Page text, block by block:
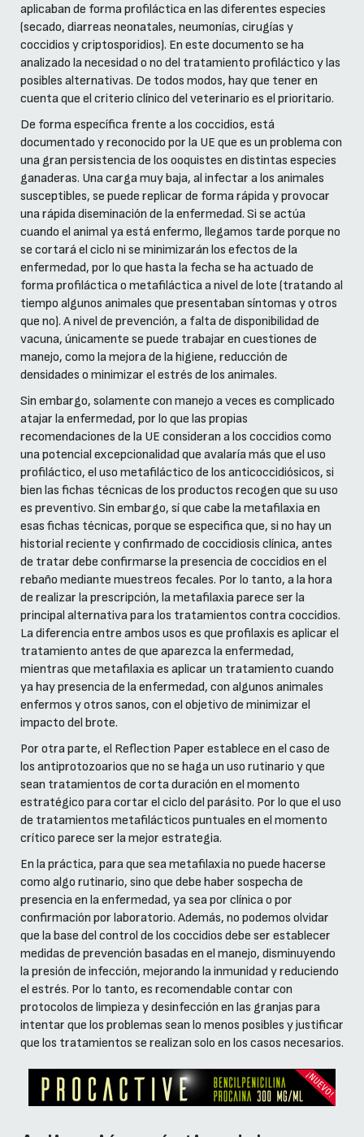
aplicaban de forma profiláctica en las diferentes especies
(secado, diarreas neonatales, neumonías, cirugías y
coccidios y criptosporidios). En este documento se ha
analizado la necesidad o no del tratamiento profiláctico y las
posibles alternativas. De todos modos, hay que tener en
cuenta que el criterio clínico del veterinario es el prioritario.
De forma específica frente a los coccidios, está
documentado y reconocido por la UE que es un problema con
una gran persistencia de los ooquistes en distintas especies
ganaderas. Una carga muy baja, al infectar a los animales
susceptibles, se puede replicar de forma rápida y provocar
una rápida diseminación de la enfermedad. Si se actúa
cuando el animal ya está enfermo, llegamos tarde porque no
se cortará el ciclo ni se minimizarán los efectos de la
enfermedad, por lo que hasta la fecha se ha actuado de
forma profiláctica o metafiláctica a nivel de lote (tratando al
tiempo algunos animales que presentaban síntomas y otros
que no). A nivel de prevención, a falta de disponibilidad de
vacuna, únicamente se puede trabajar en cuestiones de
manejo, como la mejora de la higiene, reducción de
densidades o minimizar el estrés de los animales.
Sin embargo, solamente con manejo a veces es complicado
atajar la enfermedad, por lo que las propias
recomendaciones de la UE consideran a los coccidios como
una potencial excepcionalidad que avalaría más que el uso
profiláctico, el uso metafiláctico de los anticoccidiósicos, si
bien las fichas técnicas de los productos recogen que su uso
es preventivo. Sin embargo, sí que cabe la metafilaxia en
esas fichas técnicas, porque se especifica que, si no hay un
historial reciente y confirmado de coccidiosis clínica, antes
de tratar debe confirmarse la presencia de coccidios en el
rebaño mediante muestreos fecales. Por lo tanto, a la hora
de realizar la prescripción, la metafilaxia parece ser la
principal alternativa para los tratamientos contra coccidios.
La diferencia entre ambos usos es que profilaxis es aplicar el
tratamiento antes de que aparezca la enfermedad,
mientras que metafilaxia es aplicar un tratamiento cuando
ya hay presencia de la enfermedad, con algunos animales
enfermos y otros sanos, con el objetivo de minimizar el
impacto del brote.
Por otra parte, el Reflection Paper establece en el caso de
los antiprotozoarios que no se haga un uso rutinario y que
sean tratamientos de corta duración en el momento
estratégico para cortar el ciclo del parásito. Por lo que el uso
de tratamientos metafilácticos puntuales en el momento
crítico parece ser la mejor estrategia.
En la práctica, para que sea metafilaxia no puede hacerse
como algo rutinario, sino que debe haber sospecha de
presencia en la enfermedad, ya sea por clínica o por
confirmación por laboratorio. Además, no podemos olvidar
que la base del control de los coccidios debe ser establecer
medidas de prevención basadas en el manejo, disminuyendo
la presión de infección, mejorando la inmunidad y reduciendo
el estrés. Por lo tanto, es recomendable contar con
protocolos de limpieza y desinfección en las granjas para
intentar que los problemas sean lo menos posibles y justificar
que los tratamientos se realizan solo en los casos necesarios.